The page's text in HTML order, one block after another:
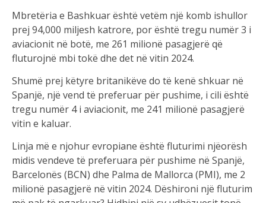
Mbretëria e Bashkuar është vetëm një komb ishullor
prej 94,000 miljesh katrore, por është tregu numër 3 i
aviacionit në botë, me 261 milionë pasagjerë që
fluturojnë mbi tokë dhe det në vitin 2024.
Shumë prej këtyre britanikëve do të kenë shkuar në
Spanjë, një vend të preferuar për pushime, i cili është
tregu numër 4 i aviacionit, me 241 milionë pasagjerë
vitin e kaluar.
Linja më e njohur evropiane është fluturimi njëorësh
midis vendeve të preferuara për pushime në Spanjë,
Barcelonës (BCN) dhe Palma de Mallorca (PMI), me 2
milionë pasagjerë në vitin 2024. Dëshironi një fluturim